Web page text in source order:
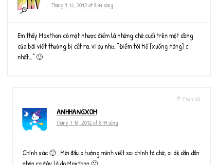
Tháng 7 16, 2012 at 8:44 sáng
Em thấy Maxthon có một nhược điểm là những chữ cuối trên một dòng
của bài viết thường bị cắt ra, ví dụ như: “Điểm tôi tiế [xuống hàng] c
nhất…” 🙂
Phản hồi
ANHHANGXOM
Tháng 7 16, 2012 at 8:49 sáng
Chính xác 🙂 . Mới đầu a tưởng mình viết sai chính tả chớ, ai dè dần dần
nhận ra đây là do Maxthon 🙁